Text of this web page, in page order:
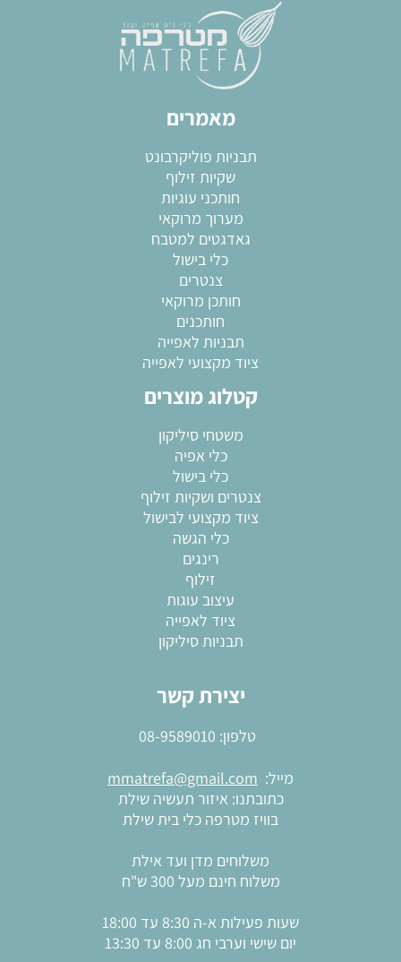
מאמרים
תבניות פוליקרבונט
שקיות זילוף
חותכני עוגיות
מערוך מרוקאי
גאדגטים למטבח
כלי בישול
צנטרים
חותכן מרוקאי
חותכנים
תבניות לאפייה
ציוד מקצועי לאפייה
קטלוג מוצרים
משטחי סיליקון
כלי אפיה
כלי בישול
צנטרים ושקיות זילוף
ציוד מקצועי לבישול
כלי הגשה
רינגים
זילוף
עיצוב עוגות
ציוד לאפייה
תבניות סיליקון
יצירת קשר
טלפון: 08-9589010
מייל: mmatrefa@gmail.com
כתובתנו: איזור תעשיה שילת
בוויז מטרפה כלי בית שילת
משלוחים מדן ועד אילת
משלוח חינם מעל 300 ש"ח
שעות פעילות א-ה 8:30 עד 18:00
יום שישי וערבי חג 8:00 עד 13:30